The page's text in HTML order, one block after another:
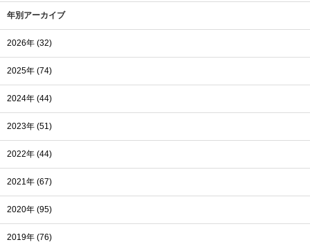
年別アーカイブ
2026年 (32)
2025年 (74)
2024年 (44)
2023年 (51)
2022年 (44)
2021年 (67)
2020年 (95)
2019年 (76)